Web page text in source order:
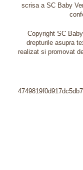
scrisa a SC Baby
Copyright SC
drepturile asupra
realizat si promovat